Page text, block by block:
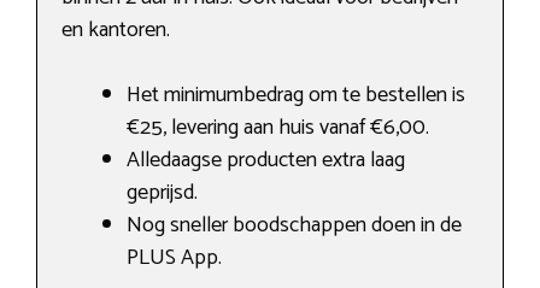
en kantoren.
Het minimumbedrag om te bestellen is
€25, levering aan huis vanaf €6,00.
Alledaagse producten extra laag
geprijsd.
Nog sneller boodschappen doen in de
PLUS App.